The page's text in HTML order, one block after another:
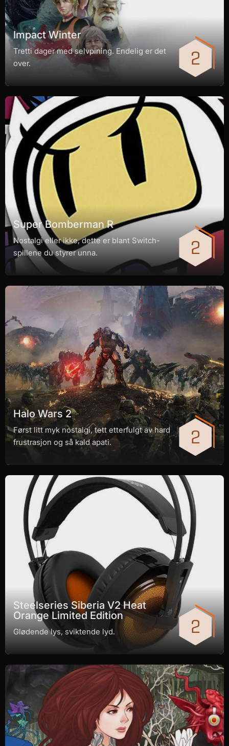
Impact Winter
Tretti dager med selvpining. Endelig er det
over.
Super Bomberman R
Nostalgi eller ikke, dette er blant Switch-
spillene du styrer unna.
Halo Wars 2
Først litt myk nostalgi, tett etterfulgt av hard
frustrasjon og så kald apati.
Steelseries Siberia V2 Heat
Orange Limited Edition
Glødende lys, sviktende lyd.